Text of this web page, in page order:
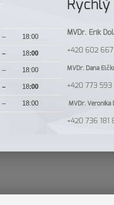
– 18:00
– 18:00
– 18:00
– 18:00
– 18:00
MVDr. Erik
+420 602
MVDr. Dana
+420 773 593
MVDr. Veronika
+420 736 181